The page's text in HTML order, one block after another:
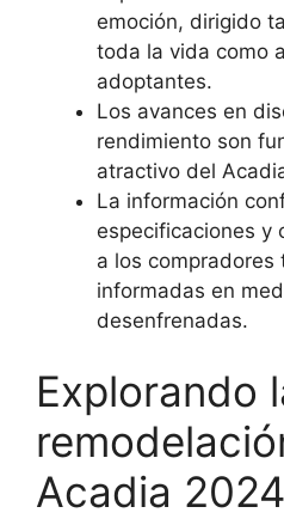
emoción, dirigido
toda la vida como
adoptantes.
Los avances en
rendimiento son
atractivo del
La información
especificaciones y
a los compradores
informadas en
desenfrenadas.
Explorando
Acadia 2024